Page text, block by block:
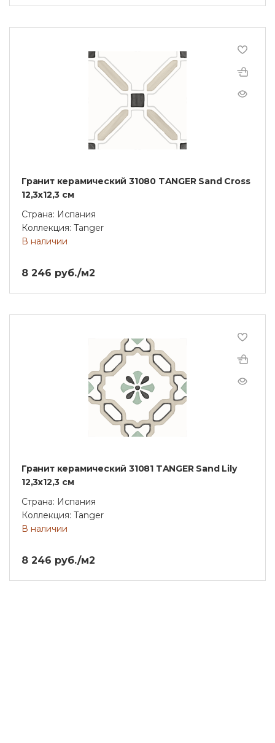
Гранит керамический 31080 TANGER Sand Cross
12,3x12,3 см
Страна: Испания
Коллекция: Tanger
В наличии
8 246 руб./м2
Гранит керамический 31081 TANGER Sand Lily
12,3x12,3 см
Страна: Испания
Коллекция: Tanger
В наличии
8 246 руб./м2